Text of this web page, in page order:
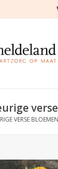
VERSE BLOEMEN